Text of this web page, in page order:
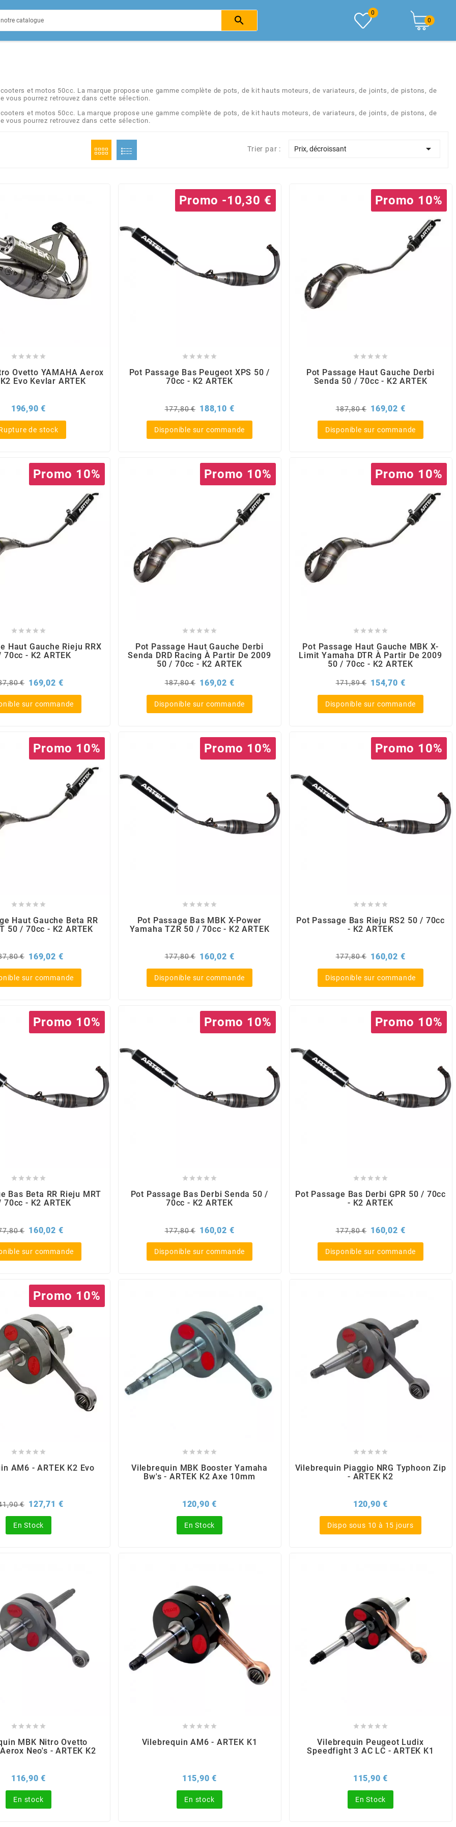

0
0
et motos 50cc. La marque propose une gamme complète de pots, de kit hauts moteurs, de variateurs, de joints, de pistons, de
vous pourrez retrouvez dans cette sélection.
et motos 50cc. La marque propose une gamme complète de pots, de kit hauts moteurs, de variateurs, de joints, de pistons, de
vous pourrez retrouvez dans cette sélection.
Trier par : Prix, décroissant 
    
Ovetto YAMAHA Aerox
Evo Kevlar ARTEK
196,90 €
de stock
Promo -10,30 €
    
Pot Passage Bas Peugeot XPS 50 /
70cc - K2 ARTEK
Prix
177,80 € 188,10 €Prix
Disponible sur commande
Promo 10%
    
Pot Passage Haut Gauche Derbi
Senda 50 / 70cc - K2 ARTEK
Prix
187,80 € 169,02 €Prix
Disponible sur commande
Promo 10%
    
Haut Gauche Rieju RRX
70cc - K2 ARTEK
€ 169,02 €Prix
sur commande
Promo 10%
    
Pot Passage Haut Gauche Derbi
Senda DRD Racing À Partir De 2009
50 / 70cc - K2 ARTEK
Prix
base
187,80 € 169,02 €Prix
Disponible sur commande
Promo 10%
    
Pot Passage Haut Gauche MBK X-
Limit Yamaha DTR À Partir De 2009
50 / 70cc - K2 ARTEK
Prix
base
171,89 € 154,70 €Prix
Disponible sur commande
Promo 10%
    
Haut Gauche Beta RR
50 / 70cc - K2 ARTEK
€ 169,02 €Prix
sur commande
Promo 10%
    
Pot Passage Bas MBK X-Power
Yamaha TZR 50 / 70cc - K2 ARTEK
Prix
177,80 € 160,02 €Prix
Disponible sur commande
Promo 10%
    
Pot Passage Bas Rieju RS2 50 / 70cc
- K2 ARTEK
Prix
177,80 € 160,02 €Prix
Disponible sur commande
Promo 10%
    
Bas Beta RR Rieju MRT
70cc - K2 ARTEK
€ 160,02 €Prix
sur commande
Promo 10%
    
Pot Passage Bas Derbi Senda 50 /
70cc - K2 ARTEK
Prix
177,80 € 160,02 €Prix
Disponible sur commande
Promo 10%
    
Pot Passage Bas Derbi GPR 50 / 70cc
- K2 ARTEK
Prix
177,80 € 160,02 €Prix
Disponible sur commande
Promo 10%
    
AM6 - ARTEK K2 Evo
€ 127,71 €Prix
En Stock
    
Vilebrequin MBK Booster Yamaha
Bw's - ARTEK K2 Axe 10mm
120,90 €
En Stock
    
Vilebrequin Piaggio NRG Typhoon Zip
- ARTEK K2
120,90 €
Dispo sous 10 à 15 jours
    
MBK Nitro Ovetto
Neo's - ARTEK K2
116,90 €
En stock
    
Vilebrequin AM6 - ARTEK K1
115,90 €
En stock
    
Vilebrequin Peugeot Ludix
Speedfight 3 AC LC - ARTEK K1
115,90 €
En Stock